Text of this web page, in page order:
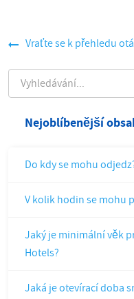
Vraťte se k přehledu
VYHLEDÁVÁNÍ
Nejoblíbenější
Do kdy se mohu
V kolik hodin se mohu
Jaký je minimální věk
Hotels?
Jaká je otevírací doba